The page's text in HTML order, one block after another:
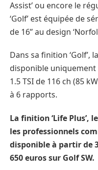
Assist’ ou encore le
‘Golf’ est équipée de
de 16’’ au design
Dans sa finition ‘Golf’,
disponible
1.5 TSI de 116 ch (85
à 6 rapports.
La finition ‘Life Plus’,
les professionnels
disponible à partir de
650 euros sur Golf SW.